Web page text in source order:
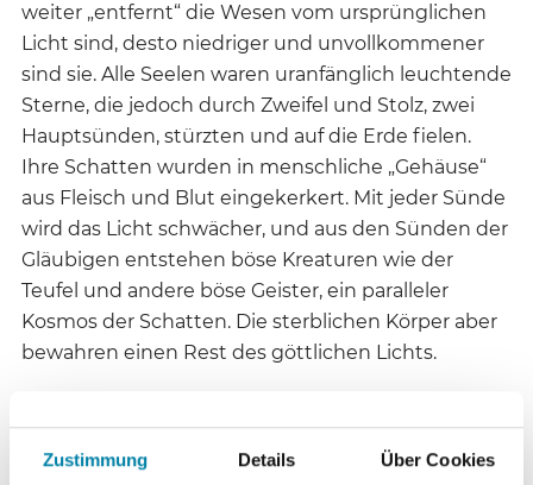
Zustimmung Details Über Cookies
weiter „entfernt“ die Wesen vom ursprünglichen
Licht sind, desto niedriger und unvollkommener
sind sie. Alle Seelen waren uranfänglich leuchtende
Sterne, die jedoch durch Zweifel und Stolz, zwei
Hauptsünden, stürzten und auf die Erde fielen.
Ihre Schatten wurden in menschliche „Gehäuse“
aus Fleisch und Blut eingekerkert. Mit jeder Sünde
wird das Licht schwächer, und aus den Sünden der
Gläubigen entstehen böse Kreaturen wie der
Teufel und andere böse Geister, ein paralleler
Kosmos der Schatten. Die sterblichen Körper aber
bewahren einen Rest des göttlichen Lichts.
Erlösung vom irdischen Dasein durch die